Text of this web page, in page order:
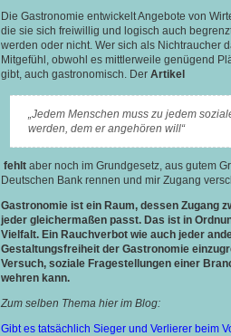
Die Gastronomie entwickelt Angebote von
die sie sich freiwillig und logisch auch
werden oder nicht. Wer sich als Nichtraucher
Mitgefühl, obwohl es mittlerweile genügend
gibt, auch gastronomisch. Der Artikel
„Jedem Menschen muss zu jedem
werden, dem er angehören will“
fehltaber noch im Grundgesetz, aus gutem
Deutschen Bank rennen und mir Zugang
Gastronomie ist ein Raum, dessen Zugang
jeder gleichermaßen passt. Das ist in
Vielfalt. Ein Rauchverbot wie auch jeder
Gestaltungsfreiheit der Gastronomie
Versuch, soziale Fragestellungen einer
wehren kann.
Zum selben Thema hier im Blog:
Gibt es tatsächlich Sieger und Verlierer beim